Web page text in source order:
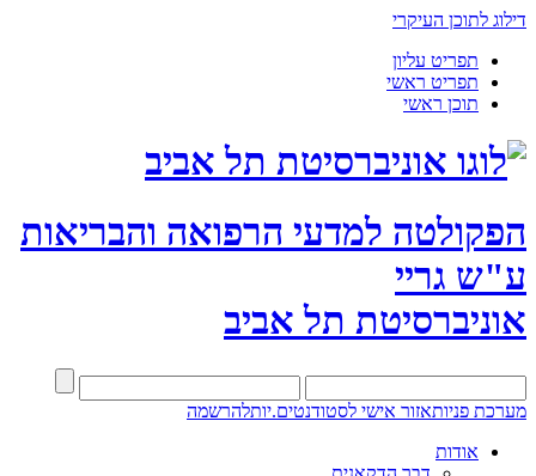
דילוג לתוכן העיקרי
תפריט עליון
תפריט ראשי
תוכן ראשי
הפקולטה למדעי הרפואה והבריאות
ע"ש גריי
אוניברסיטת תל אביב
מערכת פניותאזור אישי לסטודנטים.יותלהרשמה
אודות